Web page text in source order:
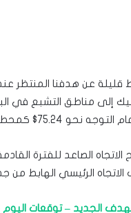
إلى مناطق التشبع في
الرئيسي الهابط من
– توقعات اليوم 16-09-2024.